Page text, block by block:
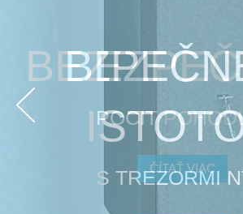
S TREZORMI